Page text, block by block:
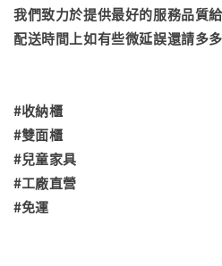
我們致力於提供最好的服務品質
配送時間上如有些微延誤還請多
#收納櫃
#雙面櫃
#兒童家具
#工廠直營
#免運